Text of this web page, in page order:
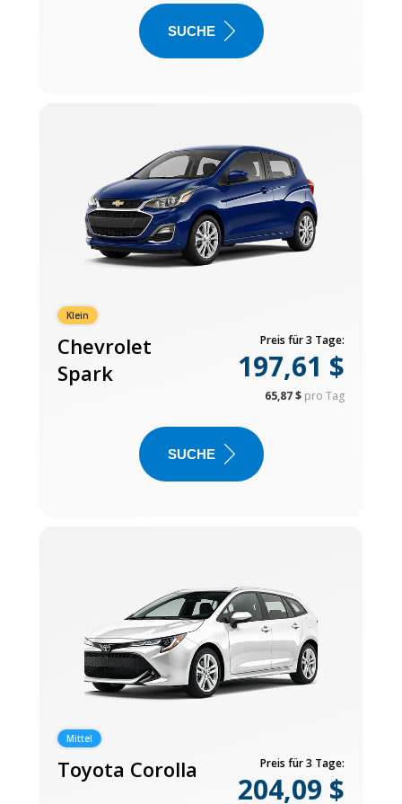
SUCHE
Klein
Chevrolet
Spark
Preis für 3 Tage:
197,61 $
65,87 $ pro Tag
SUCHE
Mittel
Toyota Corolla Preis für 3 Tage:
204,09 $